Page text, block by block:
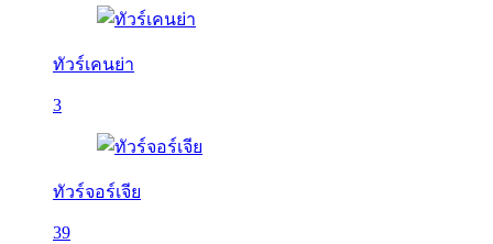
ทัวร์เคนย่า
3
ทัวร์จอร์เจีย
39